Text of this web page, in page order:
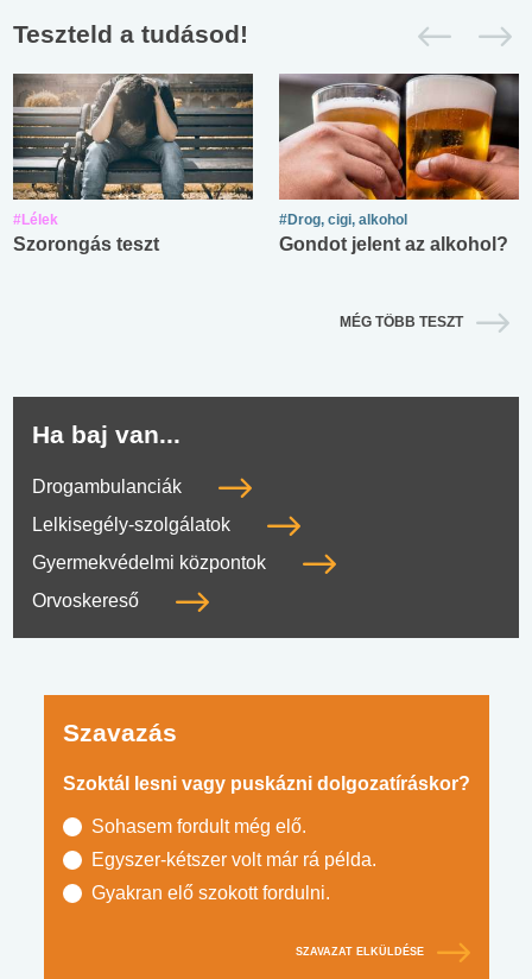
Teszteld a tudásod!
#Lélek
Szorongás teszt
#Drog, cigi, alkohol
Gondot jelent az alkohol?
MÉG TÖBB TESZT
Ha baj van...
Drogambulanciák
Lelkisegély-szolgálatok
Gyermekvédelmi központok
Orvoskereső
Szavazás
Szoktál lesni vagy puskázni dolgozatíráskor?
Sohasem fordult még elő.
Egyszer-kétszer volt már rá példa.
Gyakran elő szokott fordulni.
SZAVAZAT ELKÜLDÉSE